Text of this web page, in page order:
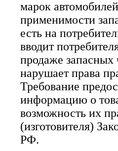
марок
применимости
есть на
вводит
продаже запасных
нарушает права
Требование
информацию о
возможность их
(изготовителя)
РФ.